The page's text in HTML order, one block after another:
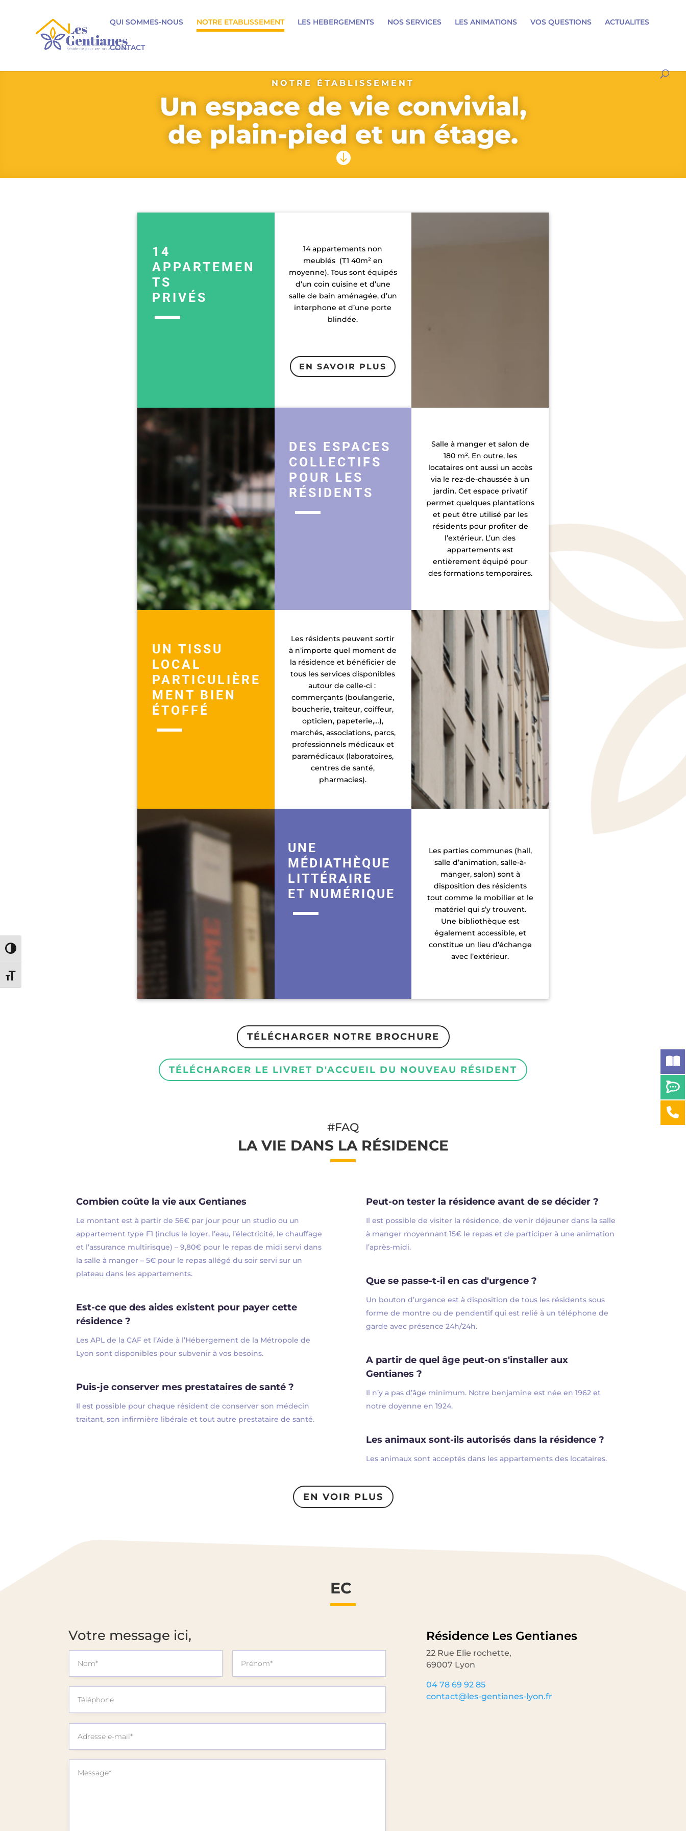
Passer en contraste élevé
Changer la taille de la police
QUI SOMMES-NOUS NOTRE ETABLISSEMENT LES HEBERGEMENTS NOS SERVICES LES ANIMATIONS VOS QUESTIONS ACTUALITES
CONTACT
NOTRE ÉTABLISSEMENT
Un espace de vie convivial,
de plain-pied et un étage.

14
APPARTEMEN
TS
PRIVÉS
14 appartements non
meublés (T1 40m² en
moyenne). Tous sont équipés
d’un coin cuisine et d’une
salle de bain aménagée, d’un
interphone et d’une porte
blindée.
EN SAVOIR PLUS
DES ESPACES
COLLECTIFS
POUR LES
RÉSIDENTS
Salle à manger et salon de
180 m². En outre, les
locataires ont aussi un accès
via le rez-de-chaussée à un
jardin. Cet espace privatif
permet quelques plantations
et peut être utilisé par les
résidents pour profiter de
l’extérieur. L’un des
appartements est
entièrement équipé pour
des formations temporaires.
UN TISSU
LOCAL
PARTICULIÈRE
MENT BIEN
ÉTOFFÉ
Les résidents peuvent sortir
à n’importe quel moment de
la résidence et bénéficier de
tous les services disponibles
autour de celle-ci :
commerçants (boulangerie,
boucherie, traiteur, coiffeur,
opticien, papeterie,…),
marchés, associations, parcs,
professionnels médicaux et
paramédicaux (laboratoires,
centres de santé,
pharmacies).
UNE
MÉDIATHÈQUE
LITTÉRAIRE
ET NUMÉRIQUE
Les parties communes (hall,
salle d’animation, salle-à-
manger, salon) sont à
disposition des résidents
tout comme le mobilier et le
matériel qui s’y trouvent.
Une bibliothèque est
également accessible, et
constitue un lieu d’échange
avec l’extérieur.
TÉLÉCHARGER NOTRE BROCHURE
TÉLÉCHARGER LE LIVRET D'ACCUEIL DU NOUVEAU RÉSIDENT
#FAQ
LA VIE DANS LA RÉSIDENCE
Combien coûte la vie aux Gentianes
Le montant est à partir de 56€ par jour pour un studio ou un
appartement type F1 (inclus le loyer, l’eau, l’électricité, le chauffage
et l’assurance multirisque) – 9,80€ pour le repas de midi servi dans
la salle à manger – 5€ pour le repas allégé du soir servi sur un
plateau dans les appartements.
Est-ce que des aides existent pour payer cette
résidence ?
Les APL de la CAF et l’Aide à l’Hébergement de la Métropole de
Lyon sont disponibles pour subvenir à vos besoins.
Puis-je conserver mes prestataires de santé ?
Il est possible pour chaque résident de conserver son médecin
traitant, son infirmière libérale et tout autre prestataire de santé.
Peut-on tester la résidence avant de se décider ?
Il est possible de visiter la résidence, de venir déjeuner dans la salle
à manger moyennant 15€ le repas et de participer à une animation
l’après-midi.
Que se passe-t-il en cas d'urgence ?
Un bouton d’urgence est à disposition de tous les résidents sous
forme de montre ou de pendentif qui est relié à un téléphone de
garde avec présence 24h/24h.
A partir de quel âge peut-on s'installer aux
Gentianes ?
Il n’y a pas d’âge minimum. Notre benjamine est née en 1962 et
notre doyenne en 1924.
Les animaux sont-ils autorisés dans la résidence ?
Les animaux sont acceptés dans les appartements des locataires.
EN VOIR PLUS
ECRIVEZ-N
Votre message ici, Résidence Les Gentianes
22 Rue Elie rochette,
69007 Lyon
04 78 69 92 85
contact@les-gentianes-lyon.fr